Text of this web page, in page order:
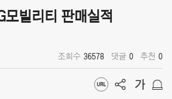
모빌리티 판매실적
조회수 36578 댓글 0 추천 0